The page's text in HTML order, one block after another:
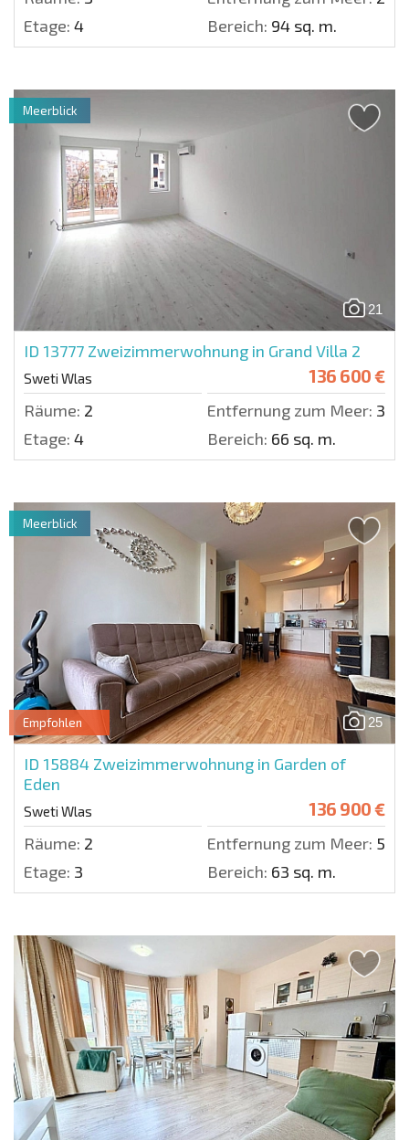
Etage: 4 Bereich: 94 sq. m.
21
ID 13777 Zweizimmerwohnung in Grand Villa 2
Sweti Wlas 136 600 €
Räume: 2 Entfernung zum Meer: 300
Etage: 4 Bereich: 66 sq. m.
Meerblick
25
Empfohlen
ID 15884 Zweizimmerwohnung in Garden of
Eden
Sweti Wlas 136 900 €
Räume: 2 Entfernung zum Meer: 50
Etage: 3 Bereich: 63 sq. m.
Meerblick